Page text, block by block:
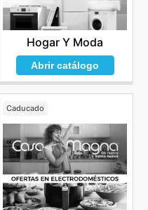
Hogar Y Moda
Abrir catálogo
Caducado